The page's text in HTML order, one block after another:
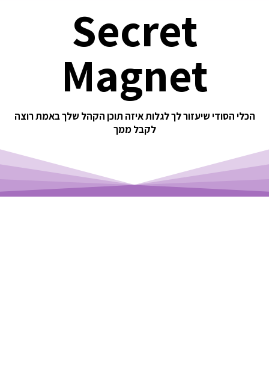
Secret
Magnet
הכלי הסודי שיעזור לך לגלות איזה תוכן הקהל שלךבאמת רוצה
לקבל ממך